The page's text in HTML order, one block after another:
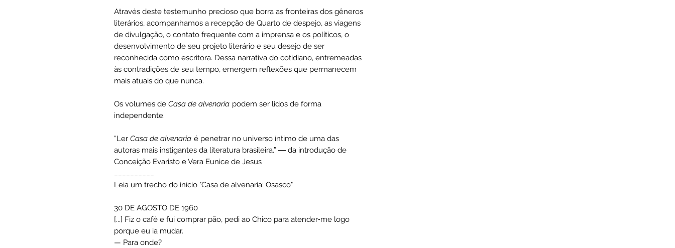
Através deste testemunho precioso que borra as fronteiras dos gêneros
literários, acompanhamos a recepção de Quarto de despejo, as viagens
de divulgação, o contato frequente com a imprensa e os políticos, o
desenvolvimento de seu projeto literário e seu desejo de ser
reconhecida como escritora. Dessa narrativa do cotidiano, entremeadas
às contradições de seu tempo, emergem reflexões que permanecem
mais atuais do que nunca.
Os volumes de Casa de alvenaria podem ser lidos de forma
independente.
“Ler Casa de alvenaria é penetrar no universo íntimo de uma das
autoras mais instigantes da literatura brasileira.” ― da introdução de
Conceição Evaristo e Vera Eunice de Jesus
Leia um trecho do início "Casa de alvenaria: Osasco"
30 DE AGOSTO DE 1960
[...] Fiz o café e fui comprar pão, pedi ao Chico para atender‑me logo
porque eu ia mudar.
— Para onde?